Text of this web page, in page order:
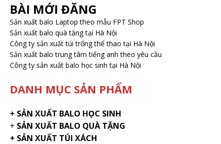
BÀI MỚI ĐĂNG
Sản xuất balo Laptop theo mẫu FPT Shop
Sản xuất balo quà tặng tại Hà Nội
Công ty sản xuất túi trống thể thao tại Hà Nội
Sản xuất balo trung tâm tiếng anh theo yêu cầu
Công ty sản xuất balo học sinh tại Hà Nội
DANH MỤC SẢN PHẨM
+ SẢN XUẤT BALO HỌC SINH
+ SẢN XUẤT BALO QUÀ TẶNG
+ SẢN XUẤT TÚI XÁCH